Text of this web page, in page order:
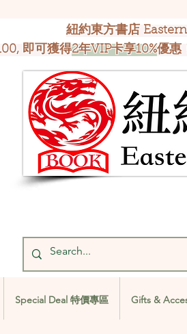
紐約東方書店
即可獲得2年VIP卡享10%優惠
Special Deal 特價專區 Gifts &
Special Deal 特價專區 Gifts &